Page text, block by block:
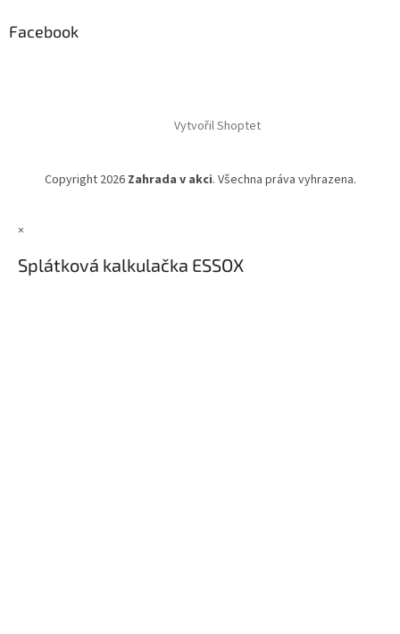
Facebook
Vytvořil Shoptet
Copyright 2026 Zahrada v akci. Všechna práva vyhrazena.
×
Splátková kalkulačka ESSOX